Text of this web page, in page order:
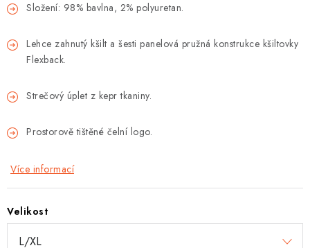
Složení: 98% bavlna, 2% polyuretan.
Lehce zahnutý kšilt a šesti panelová pružná konstrukce kšiltovky
Flexback.
Strečový úplet z kepr tkaniny.
Prostorově tištěné čelní logo.
Více informací
Velikost